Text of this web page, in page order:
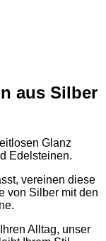
aus Silber
Glanz
Edelsteinen.
vereinen diese
von Silber mit den
Alltag, unser